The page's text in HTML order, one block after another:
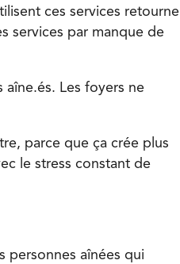
ces services retourne
services par manque de
aîne.és. Les foyers ne
parce que ça crée plus
le stress constant de
personnes aînées qui